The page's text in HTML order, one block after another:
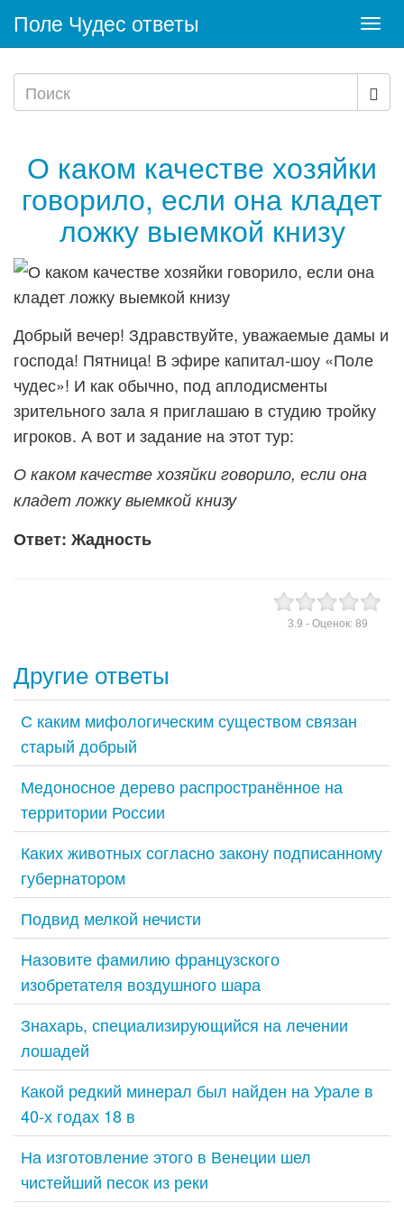
Поле Чудес ответы
О каком качестве хозяйки
говорило, если она кладет
ложку выемкой книзу
Добрый вечер! Здравствуйте, уважаемые дамы и
господа! Пятница! В эфире капитал-шоу «Поле
чудес»! И как обычно, под аплодисменты
зрительного зала я приглашаю в студию тройку
игроков. А вот и задание на этот тур:
О каком качестве хозяйки говорило, если она
кладет ложку выемкой книзу
Ответ: Жадность
3.9 - Оценок: 89
Другие ответы
С каким мифологическим существом связан
старый добрый
Медоносное дерево распространённое на
территории России
Каких животных согласно закону подписанному
губернатором
Подвид мелкой нечисти
Назовите фамилию французского
изобретателя воздушного шара
Знахарь, специализирующийся на лечении
лошадей
Какой редкий минерал был найден на Урале в
40-х годах 18 в
На изготовление этого в Венеции шел
чистейший песок из реки